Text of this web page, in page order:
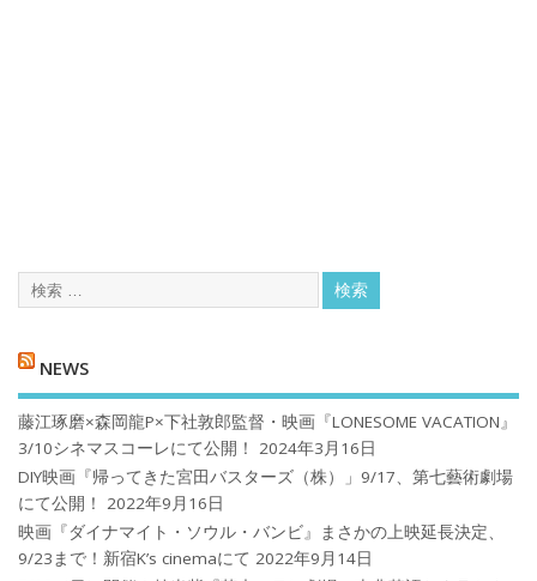
NEWS
藤江琢磨×森岡龍P×下社敦郎監督・映画『LONESOME VACATION』
3/10シネマスコーレにて公開！
2024年3月16日
DIY映画『帰ってきた宮田バスターズ（株）」9/17、第七藝術劇場
にて公開！
2022年9月16日
映画『ダイナマイト・ソウル・バンビ』まさかの上映延長決定、
9/23まで！新宿K’s cinemaにて 2022年9月14日